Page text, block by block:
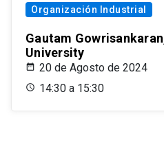
Organización Industrial
Gautam
University
20 de Agosto de 2024
14:30 a 15:30